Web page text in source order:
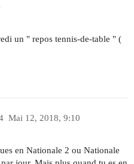
un " repos tennis-de-table " (
Mai 12, 2018, 9:10
en Nationale 2 ou Nationale